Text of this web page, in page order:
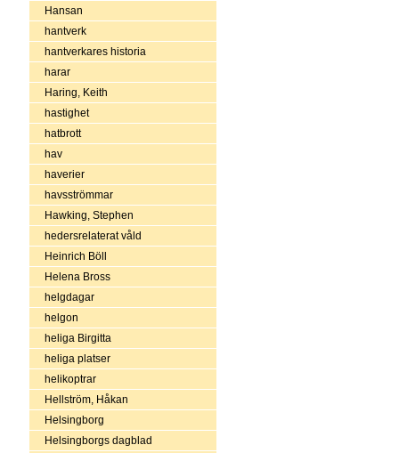
Hansan
hantverk
hantverkares historia
harar
Haring, Keith
hastighet
hatbrott
hav
haverier
havsströmmar
Hawking, Stephen
hedersrelaterat våld
Heinrich Böll
Helena Bross
helgdagar
helgon
heliga Birgitta
heliga platser
helikoptrar
Hellström, Håkan
Helsingborg
Helsingborgs dagblad